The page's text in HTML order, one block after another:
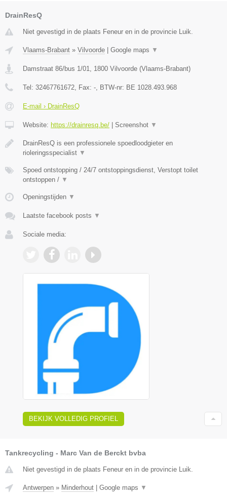
DrainResQ
Niet gevestigd in de plaats Feneur en in de provincie Luik.
Vlaams-Brabant » Vilvoorde | Google maps ▼
Damstraat 86/bus 1/01 1800 Vilvoorde (Vlaams-Brabant)
Tel: 32467761672 , Fax: - , BTW-nr: BE 1028.493.968
E-mail › DrainResQ
Website: https://drainresq.be/ | Screenshot ▼
DrainResQ is een professionele spoedloodgieter en
rioleringsspecialist ▼
Spoed ontstopping / 24/7 ontstoppingsdienst, Verstopt toilet
ontstoppen / ▼
Openingstijden ▼
Laatste facebook posts ▼
Sociale media:
BEKIJK VOLLEDIG PROFIEL
Tankrecycling - Marc Van de Berckt bvba
Niet gevestigd in de plaats Feneur en in de provincie Luik.
Antwerpen » Minderhout | Google maps ▼